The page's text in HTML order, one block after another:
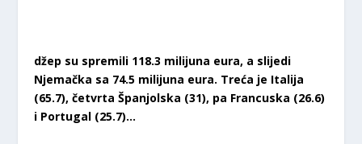
džep su spremili 118.3 milijuna eura, a slijedi
Njemačka sa 74.5 milijuna eura. Treća je Italija
(65.7), četvrta Španjolska (31), pa Francuska (26.6)
i Portugal (25.7)…